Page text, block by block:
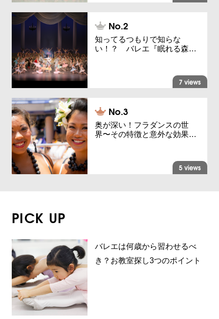
知ってるつもりで知らな
い！？ バレエ『眠れる森…
7 views
奥が深い！フラダンスの世
界〜その特徴と意外な効果…
5 views
PICK UP
バレエは何歳から習わせるべ
き？お教室探し3つのポイント